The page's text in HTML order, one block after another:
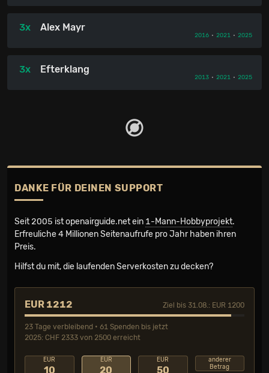
3x Alex Mayr
2016 • 2021 • 2025
3x Efterklang
2013 • 2021 • 2025
DANKE FÜR DEINEN SUPPORT
Seit 2005 ist openairguide.net ein 1-Mann-Hobbyprojekt.
Erfreuliche 4 Millionen Seiten­aufrufe pro Jahr haben ihren
Preis.
Hilfst du mit, die laufenden Serverkosten zu decken?
EUR 1212 Ziel bis 31.08.: EUR 1200
23 Tage verbleibend • 61 Spenden bis jetzt
2025: CHF 2333 von 2500 erreicht
EUR
10
EUR
20
EUR
50
anderer
Betrag